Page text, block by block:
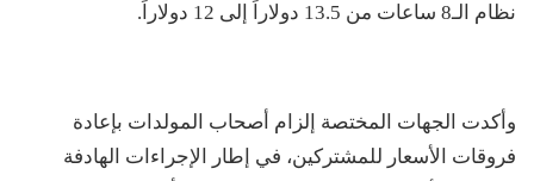
نظام الـ8 ساعات من 13.5 دولاراً إلى 12 دولاراً.
وأكدت الجهات المختصة إلزام أصحاب المولدات بإعادة
فروقات الأسعار للمشتركين، في إطار الإجراءات الهادفة